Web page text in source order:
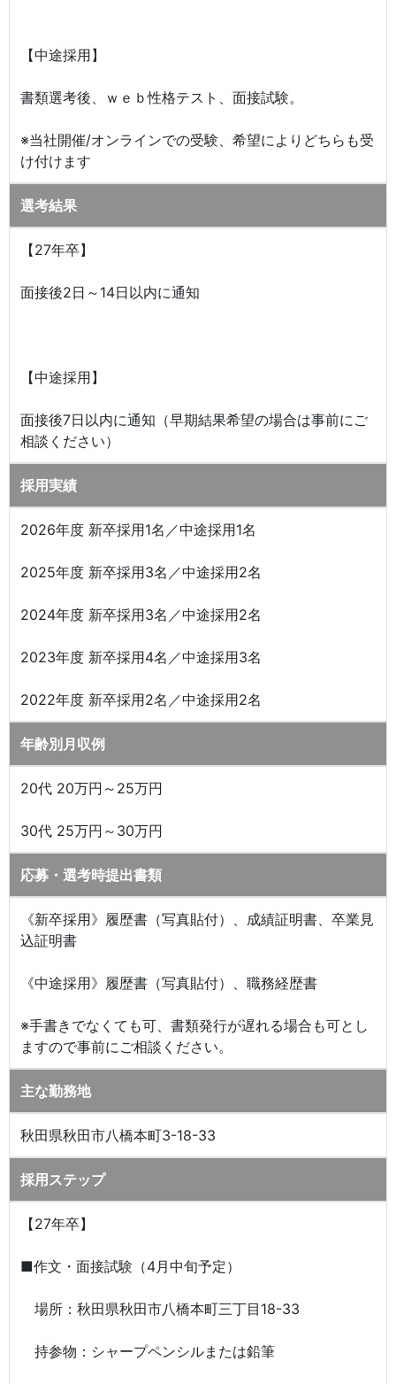
【中途採用】
書類選考後、ｗｅｂ性格テスト、面接試験。
※当社開催/オンラインでの受験、希望によりどちらも受
け付けます
選考結果
【27年卒】
面接後2日～14日以内に通知
【中途採用】
面接後7日以内に通知（早期結果希望の場合は事前にご
相談ください）
採用実績
2026年度 新卒採用1名／中途採用1名
2025年度 新卒採用3名／中途採用2名
2024年度 新卒採用3名／中途採用2名
2023年度 新卒採用4名／中途採用3名
2022年度 新卒採用2名／中途採用2名
年齢別月収例
20代 20万円～25万円
30代 25万円～30万円
応募・選考時提出書類
《新卒採用》履歴書（写真貼付）、成績証明書、卒業見
込証明書
《中途採用》履歴書（写真貼付）、職務経歴書
※手書きでなくても可、書類発行が遅れる場合も可とし
ますので事前にご相談ください。
主な勤務地
秋田県秋田市八橋本町3-18-33
採用ステップ
【27年卒】
■作文・面接試験（4月中旬予定）
場所：秋田県秋田市八橋本町三丁目18-33
持参物：シャープペンシルまたは鉛筆